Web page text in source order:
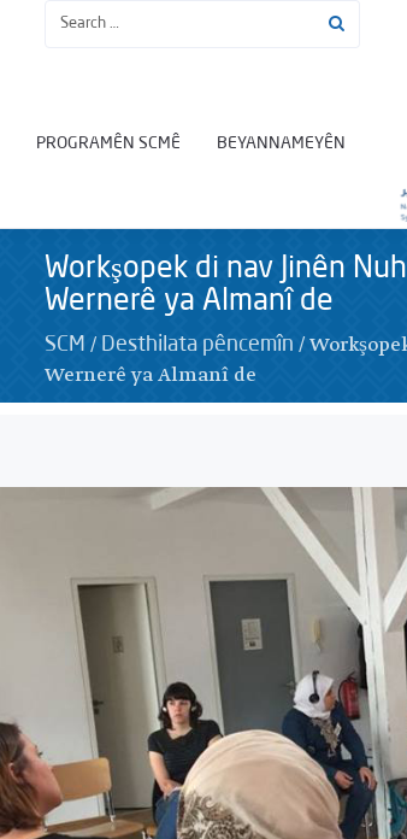
PROGRAMÊN SCMÊ BEYANNAMEYÊN
Workşopek di nav Jinên
Wernerê ya Almanî de
SCM / Desthilata pêncemîn /
Wernerê ya Almanî de